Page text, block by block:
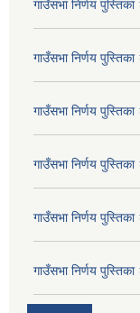
गाउँसभा निर्णय
गाउँसभा निर्णय
गाउँसभा निर्णय
गाउँसभा निर्णय
गाउँसभा निर्णय
गाउँसभा निर्णय